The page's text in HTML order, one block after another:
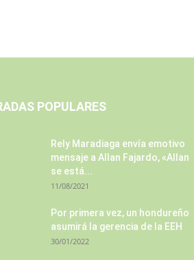
POPULARES
Rely Maradiaga envía emotivo
mensaje a Allan Fajardo, «Allan
se está...
11/08/2021
Por primera vez, un hondureño
asumirá la gerencia de la EEH
30/01/2022